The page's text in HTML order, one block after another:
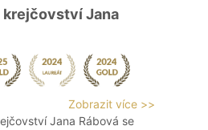
krejčovství Jana
Zobrazit více >>
Jana Rábová se